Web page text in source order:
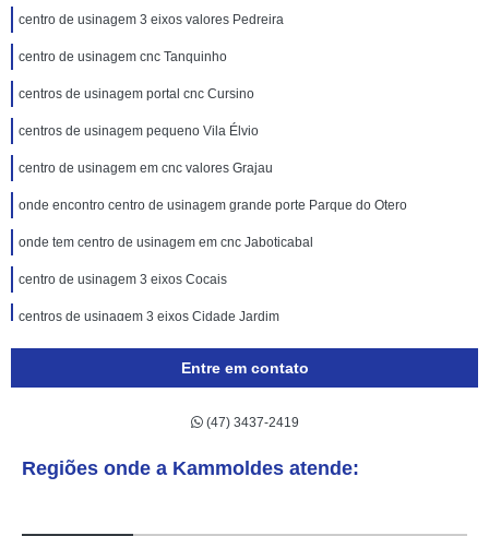
centro de usinagem 3 eixos valores Pedreira
centro de usinagem cnc Tanquinho
centros de usinagem portal cnc Cursino
centros de usinagem pequeno Vila Élvio
centro de usinagem em cnc valores Grajau
onde encontro centro de usinagem grande porte Parque do Otero
onde tem centro de usinagem em cnc Jaboticabal
centro de usinagem 3 eixos Cocais
centros de usinagem 3 eixos Cidade Jardim
onde tem centro de usinagem pequeno Parque Fernanda
onde encontro centro de usinagem cnc Bahia
onde tem centro de usinagem grande porte Jardim Suzana
onde encontro centro de usinagem em cnc Campinas
Entre em contato
(47) 3437-2419
Regiões onde a Kammoldes atende: